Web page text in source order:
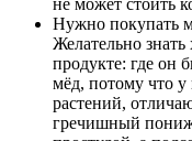
Нужно покупать
Желательно
продукте: где он
мёд, потому что у
растений,
гречишный